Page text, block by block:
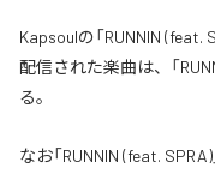
Kapsoulの「RUNNIN
配信された楽曲は、「
る。
なお「RUNNIN (feat. SPRA)